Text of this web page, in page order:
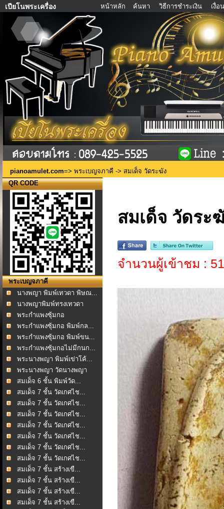
เปียโนพระเครื่อง หน้าหลัก ค้นหา วิธีการชำระเงิน เงื่
pianoamulet.com=> พระเบญจภาคี -> สมเด็จ วัดระฆัง
QR CODE
พระเบญจภาคี
นางพญา พิมพ์เทวดา พิษณ...
นางพญาพิมพ์ทรงเทวดา
อกแ...พระกำแพงซุ้มกอ
พระกำแพงซุ้มกอ พิมพ์กล...
พระกำแพงซุ้มกอ พิมพ์ขน...
พระกำแพงซุ้มกอไม่มีกนก...
พระนางพญา พิมพ์เข่าโค้...
พระนางพญา วัดนางพญา
พิ...
สมเด็จ 6 ชั้น พิมพ์วัด...
สมเด็จ 7 ชั้น วัดเกศไช...
สมเด็จ 7 ชั้น วัดเกศไช...
สมเด็จ 7 ชั้น วัดเกศไช...
สมเด็จ 7 ชั้น วัดเกศไช...
สมเด็จ 7 ชั้น วัดเกศไช...
สมเด็จ 7 ชั้น วัดเกศไช...
สมเด็จ 7 ชั้น วัดเกศไช...
สมเด็จ 7 ชั้น สร้างเขื...
สมเด็จ 7 ชั้น สร้างเขื...
สมเด็จ 7 ชั้น สร้างเขื...
สมเด็จ 7 ชั้น สร้างเขื...
สมเด็จ วัดระ
จำนวนผู้เข้าชม :